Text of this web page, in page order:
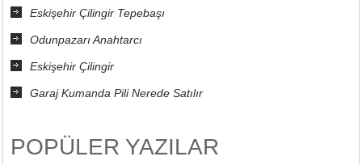
Eskişehir Çilingir Tepebaşı
Odunpazarı Anahtarcı
Eskişehir Çilingir
Garaj Kumanda Pili Nerede Satılır
POPÜLER YAZILAR